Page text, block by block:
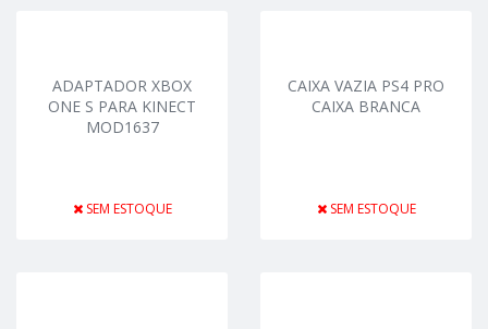
ADAPTADOR XBOX
ONE S PARA KINECT
MOD1637
SEM ESTOQUE
CAIXA VAZIA PS4 PRO
CAIXA BRANCA
SEM ESTOQUE